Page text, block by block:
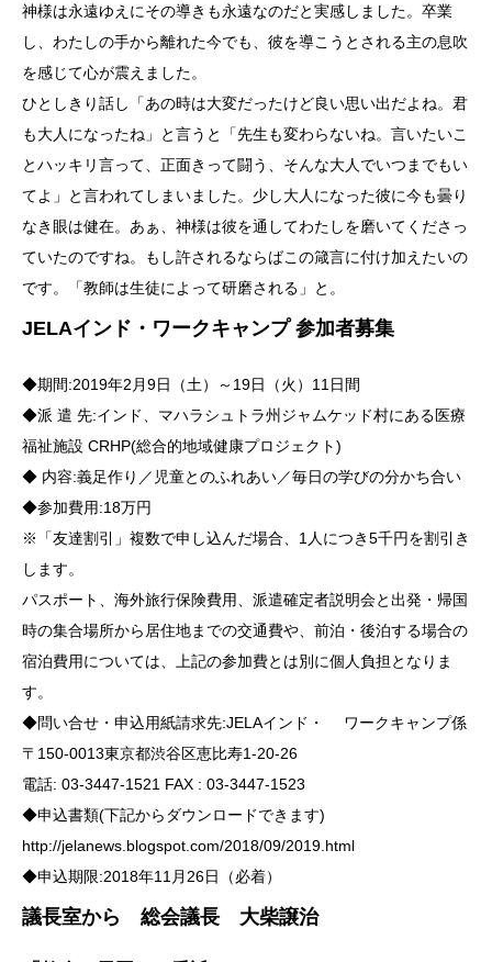
神様は永遠ゆえにその導きも永遠なのだと実感しました。卒業
し、わたしの手から離れた今でも、彼を導こうとされる主の息吹
を感じて心が震えました。
ひとしきり話し「あの時は大変だったけど良い思い出だよね。君
も大人になったね」と言うと「先生も変わらないね。言いたいこ
とハッキリ言って、正面きって闘う、そんな大人でいつまでもい
てよ」と言われてしまいました。少し大人になった彼に今も曇り
なき眼は健在。あぁ、神様は彼を通してわたしを磨いてくださっ
ていたのですね。もし許されるならばこの箴言に付け加えたいの
です。「教師は生徒によって研磨される」と。
JELAインド・ワークキャンプ 参加者募集
◆期間:2019年2月9日（土）～19日（火）11日間
◆派 遣 先:インド、マハラシュトラ州ジャムケッド村にある医療
福祉施設 CRHP(総合的地域健康プロジェクト)
◆ 内容:義足作り／児童とのふれあい／毎日の学びの分かち合い
◆参加費用:18万円
※「友達割引」複数で申し込んだ場合、1人につき5千円を割引き
します。
パスポート、海外旅行保険費用、派遣確定者説明会と出発・帰国
時の集合場所から居住地までの交通費や、前泊・後泊する場合の
宿泊費用については、上記の参加費とは別に個人負担となりま
す。
◆問い合せ・申込用紙請求先:JELAインド・ ワークキャンプ係
〒150-0013東京都渋谷区恵比寿1-20-26
電話: 03-3447-1521 FAX : 03-3447-1523
◆申込書類(下記からダウンロードできます)
http://jelanews.blogspot.com/2018/09/2019.html
◆申込期限:2018年11月26日（必着）
議長室から 総会議長 大柴譲治